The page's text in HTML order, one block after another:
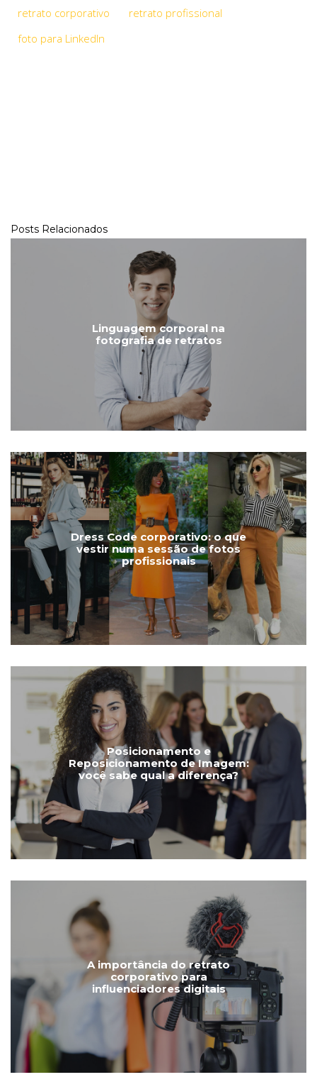
retrato corporativo
retrato profissional
foto para LinkedIn
Posts Relacionados
Linguagem corporal na
fotografia de retratos
Dress Code corporativo: o que
vestir numa sessão de fotos
profissionais
Posicionamento e
Reposicionamento de Imagem:
você sabe qual a diferença?
A importância do retrato
corporativo para
influenciadores digitais